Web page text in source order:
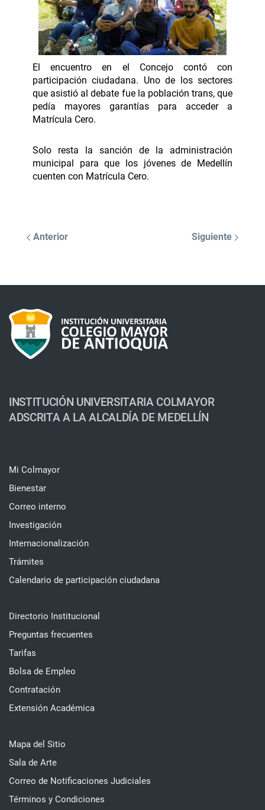
El encuentro en el Concejo contó con
participación ciudadana. Uno de los sectores
que asistió al debate fue la población trans, que
pedía mayores garantías para acceder a
Matrícula Cero.
Solo resta la sanción de la administración
municipal para que los jóvenes de Medellín
cuenten con Matrícula Cero.
Anterior Siguiente
INSTITUCIÓN UNIVERSITARIA COLMAYOR
ADSCRITA A LA ALCALDÍA DE MEDELLÍN
Mi Colmayor
Bienestar
Correo interno
Investigación
Internacionalización
Trámites
Calendario de participación ciudadana
Directorio Institucional
Preguntas frecuentes
Tarifas
Bolsa de Empleo
Contratación
Extensión Académica
Mapa del Sitio
Sala de Arte
Correo de Notificaciones Judiciales
Términos y Condiciones